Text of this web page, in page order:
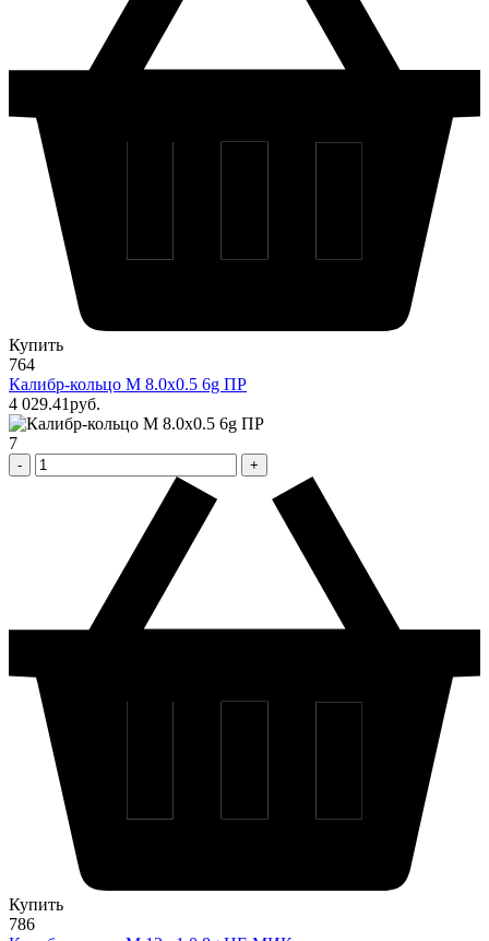
Купить
764
Калибр-кольцо М 8.0х0.5 6g ПР
4 029.41pуб.
7
Купить
786